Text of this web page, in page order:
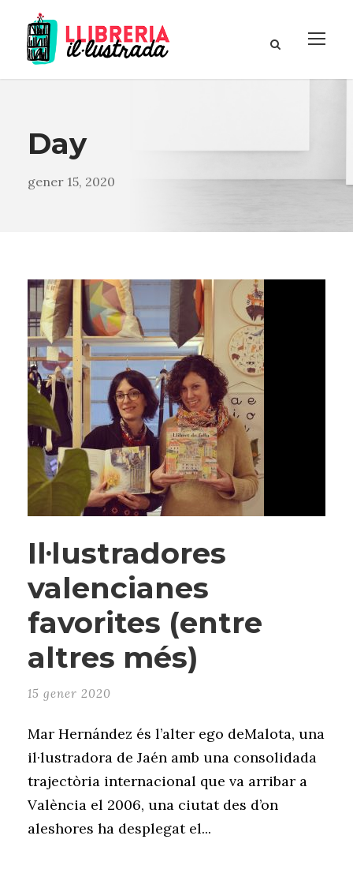
Day
gener 15, 2020
Il·lustradores
valencianes
favorites (entre
altres més)
15 gener 2020
Mar Hernández és l’alter ego deMalota, una
il·lustradora de Jaén amb una consolidada
trajectòria internacional que va arribar a
València el 2006, una ciutat des d’on
aleshores ha desplegat el...